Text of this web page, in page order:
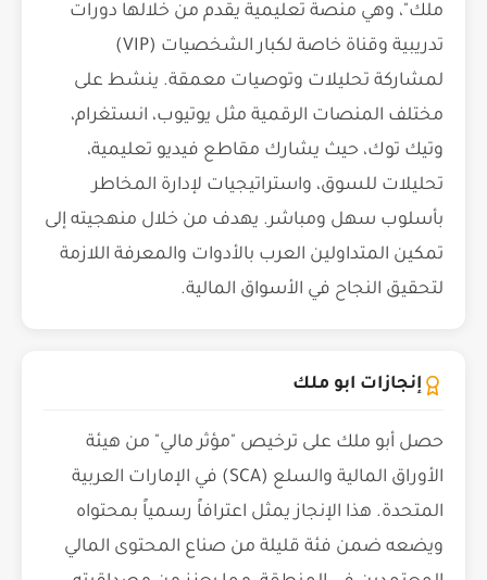
ملك"، وهي منصة تعليمية يقدم من خلالها دورات
تدريبية وقناة خاصة لكبار الشخصيات (VIP)
لمشاركة تحليلات وتوصيات معمقة. ينشط على
مختلف المنصات الرقمية مثل يوتيوب، انستغرام،
وتيك توك، حيث يشارك مقاطع فيديو تعليمية،
تحليلات للسوق، واستراتيجيات لإدارة المخاطر
بأسلوب سهل ومباشر. يهدف من خلال منهجيته إلى
تمكين المتداولين العرب بالأدوات والمعرفة اللازمة
لتحقيق النجاح في الأسواق المالية.
إنجازات ابو ملك
حصل أبو ملك على ترخيص "مؤثر مالي" من هيئة
الأوراق المالية والسلع (SCA) في الإمارات العربية
المتحدة. هذا الإنجاز يمثل اعترافاً رسمياً بمحتواه
ويضعه ضمن فئة قليلة من صناع المحتوى المالي